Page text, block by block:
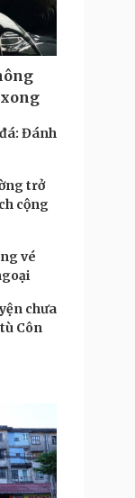
Đánh
trở
cộng
vé
chưa
Côn